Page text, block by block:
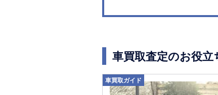
車買取査定のお役立
車買取ガイド